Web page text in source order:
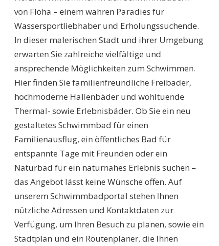
BESTEN
TIPPS
FÜR
UNVERGESSLICHEN
BADEAUSFLUG
von Flöha – einem wahren Paradies für
Wassersportliebhaber und Erholungssuchende.
In dieser malerischen Stadt und ihrer Umgebung
erwarten Sie zahlreiche vielfältige und
ansprechende Möglichkeiten zum Schwimmen.
Hier finden Sie familienfreundliche Freibäder,
hochmoderne Hallenbäder und wohltuende
Thermal- sowie Erlebnisbäder. Ob Sie ein neu
gestaltetes Schwimmbad für einen
Familienausflug, ein öffentliches Bad für
entspannte Tage mit Freunden oder ein
Naturbad für ein naturnahes Erlebnis suchen –
das Angebot lässt keine Wünsche offen. Auf
unserem Schwimmbadportal stehen Ihnen
nützliche Adressen und Kontaktdaten zur
Verfügung, um Ihren Besuch zu planen, sowie ein
Stadtplan und ein Routenplaner, die Ihnen